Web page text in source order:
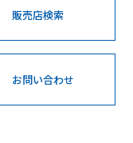
販売店検索
お問い合わせ